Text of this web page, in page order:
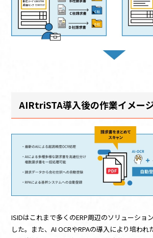
AIRtriSTA導入後の作業イメー
ISIDはこれまで多くのERP周辺のソリューショ
した。また、AI OCRやRPAの導入により培わ